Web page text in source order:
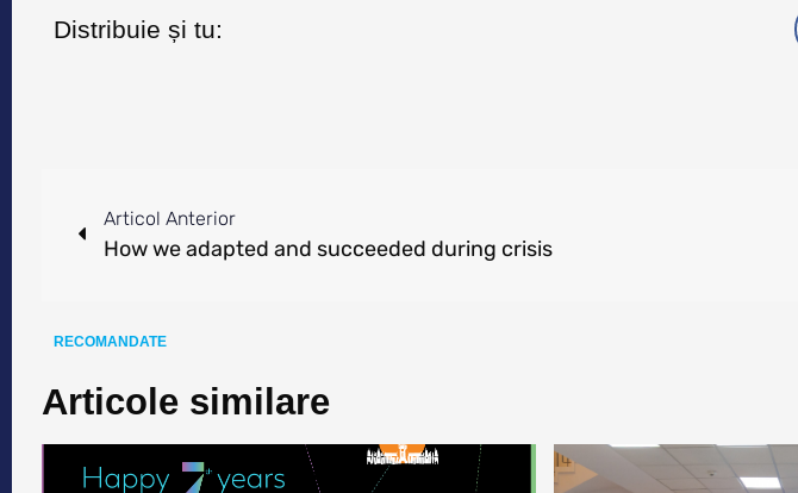
Distribuie și tu:
Articol Anterior
How we adapted and succeeded during crisis
RECOMANDATE
Articole similare